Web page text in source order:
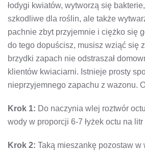
łodygi kwiatów, wytworzą się
szkodliwe dla roślin, ale także
pachnie zbyt przyjemnie i ciężko się
do tego dopuścisz, musisz wziąć się
brzydki zapach nie odstraszał
klientów kwiaciarni. Istnieje prosty
nieprzyjemnego zapachu z wazonu.
Krok 1: Do naczynia wlej roztwór
wody w proporcji 6-7 łyżek octu na litr
Krok 2: Taką mieszankę pozostaw w